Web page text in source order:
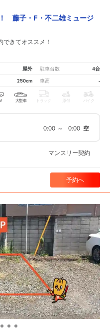
藤子・F・不二雄ミュージ
できてオススメ！
屋外 駐車台数 4台
250cm 車高 -
大型車 トラック 原付 バイク
0:00 ～ 0:00 空
マンスリー契約
予約へ